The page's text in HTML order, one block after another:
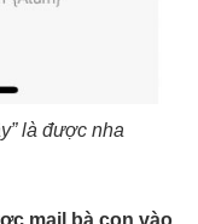
là được nha